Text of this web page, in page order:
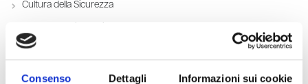
Consenso Dettagli Informazioni sui cookie
Cultura della Sicurezza
Giurisprudenza e interpelli